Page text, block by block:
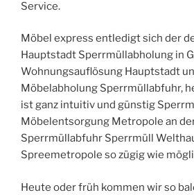
Service.
Möbel express entledigt sich der
Hauptstadt Sperrmüllabholung in
Wohnungsauflösung Hauptstadt
Möbelabholung Sperrmüllabfuhr,
ist ganz intuitiv und günstig
Möbelentsorgung Metropole an
Sperrmüllabfuhr Sperrmüll
Spreemetropole so zügig wie
Heute oder früh kommen wir so